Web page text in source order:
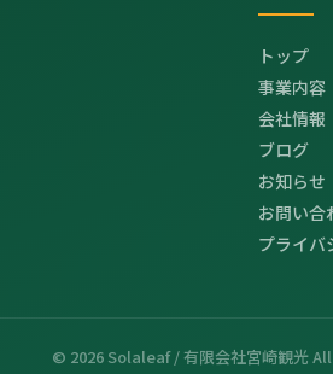
トップ
事業内容
会社情報
ブログ
お知らせ
お問い合
プライバ
© 2026 Solaleaf / 有限会社宮崎観光